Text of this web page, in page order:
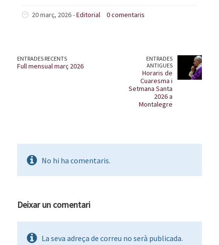
20 març, 2026 -Editorial 0 comentaris
ENTRADES RECENTS
Full mensual març 2026
ENTRADES
ANTIGUES
Horaris de
Cuaresma i
Setmana Santa
2026 a
Montalegre
No hi ha comentaris.
Deixar un comentari
La seva adreça de correu no serà publicada.